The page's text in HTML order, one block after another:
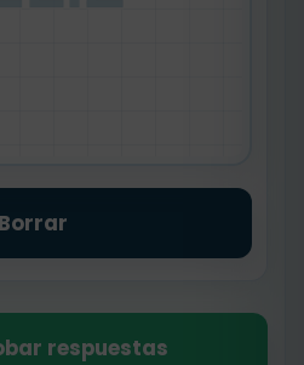
Borrar
respuestas